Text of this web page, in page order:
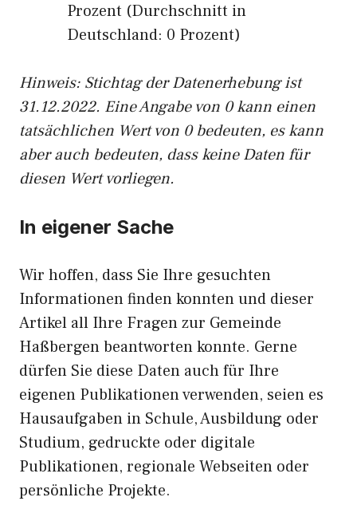
Prozent (Durchschnitt in
Deutschland: 0 Prozent)
Hinweis: Stichtag der Datenerhebung ist
31.12.2022. Eine Angabe von 0 kann einen
tatsächlichen Wert von 0 bedeuten, es kann
aber auch bedeuten, dass keine Daten für
diesen Wert vorliegen.
In eigener Sache
Wir hoffen, dass Sie Ihre gesuchten
Informationen finden konnten und dieser
Artikel all Ihre Fragen zur Gemeinde
Haßbergen beantworten konnte. Gerne
dürfen Sie diese Daten auch für Ihre
eigenen Publikationen verwenden, seien es
Hausaufgaben in Schule, Ausbildung oder
Studium, gedruckte oder digitale
Publikationen, regionale Webseiten oder
persönliche Projekte.